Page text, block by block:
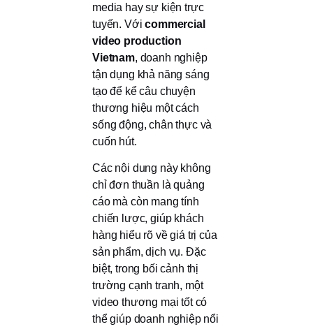
media hay sự kiện trực
tuyến. Vớicommercial
video production
Vietnam, doanh nghiệp
tận dụng khả năng sáng
tạo để kể câu chuyện
thương hiệu một cách
sống động, chân thực và
cuốn hút.
Các nội dung này không
chỉ đơn thuần là quảng
cáo mà còn mang tính
chiến lược, giúp khách
hàng hiểu rõ về giá trị của
sản phẩm, dịch vụ. Đặc
biệt, trong bối cảnh thị
trường cạnh tranh, một
video thương mại tốt có
thể giúp doanh nghiệp nổi